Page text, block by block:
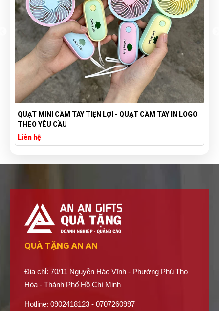
TAY IN LOGO
TÚI VẢI BỐ CANVAS IN LOGO THEO YÊU CẦU
QUÀ TẶNG AN AN
Địa chỉ: 70/11 Nguyễn Háo Vĩnh - Phường Phú Thọ
Hòa - Thành Phố Hồ Chí Minh
Hotline: 0902418123 - 0707260997